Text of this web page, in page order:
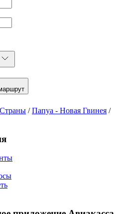
Страны /Папуа - Новая Гвинея /